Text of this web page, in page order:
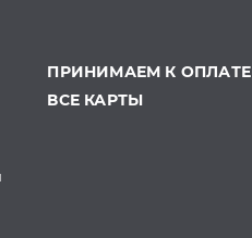
ПРИНИМАЕМ К ОПЛАТЕ
ВСЕ КАРТЫ